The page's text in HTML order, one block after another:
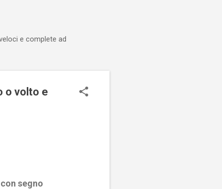
e complete ad
o volto e
segno